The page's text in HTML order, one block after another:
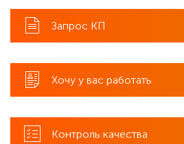
Запрос КП
Хочу у вас работать
Контроль качества